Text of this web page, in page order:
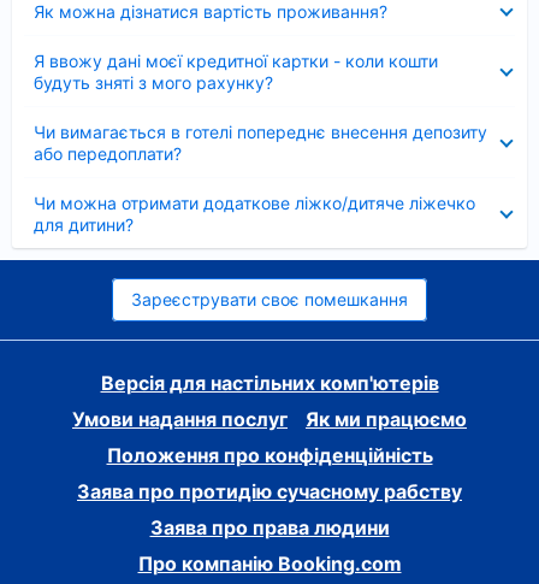
Як можна дізнатися вартість проживання?
Я ввожу дані моєї кредитної картки - коли кошти
будуть зняті з мого рахунку?
Чи вимагається в готелі попереднє внесення депозиту
або передоплати?
Чи можна отримати додаткове ліжко/дитяче ліжечко
для дитини?
Зареєструвати своє помешкання
Версія для настільних комп'ютерів
Умови надання послуг
Як ми працюємо
Положення про конфіденційність
Заява про протидію сучасному рабству
Заява про права людини
Про компанію Booking.com